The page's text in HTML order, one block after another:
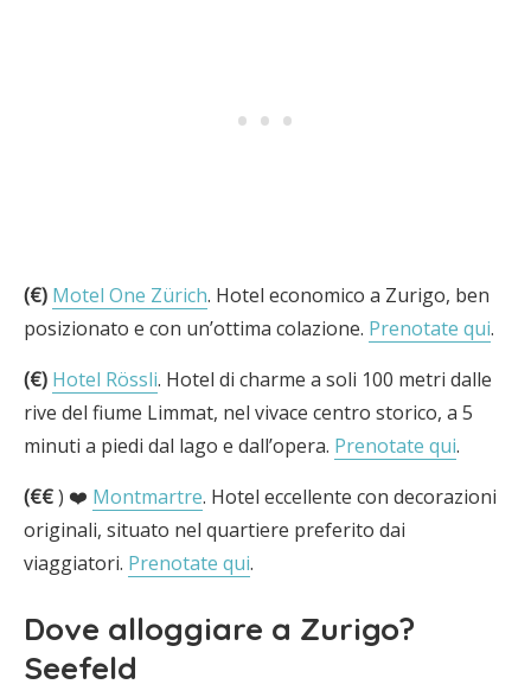
(€) Motel One Zürich. Hotel economico a Zurigo, ben
posizionato e con un’ottima colazione. Prenotate qui.
(€) Hotel Rössli. Hotel di charme a soli 100 metri dalle
rive del fiume Limmat, nel vivace centro storico, a 5
minuti a piedi dal lago e dall’opera. Prenotate qui.
(€€) ❤️ Montmartre. Hotel eccellente con decorazioni
originali, situato nel quartiere preferito dai
viaggiatori. Prenotate qui.
Dove alloggiare a Zurigo?
Seefeld